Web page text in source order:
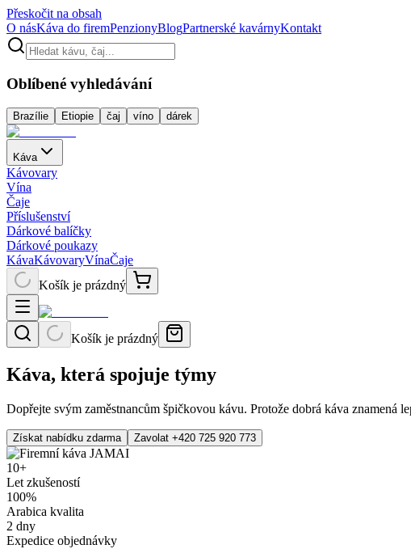
Přeskočit na obsah
O násKáva do firemPenzionyBlogPartnerské kavárnyKontakt
Oblíbené vyhledávání
Brazílie Etiopie čaj víno dárek
Káva
Kávovary
Vína
Čaje
Příslušenství
Dárkové balíčky
Dárkové poukazy
KávaKávovaryVínaČaje
Košík je prázdný
Košík je prázdný
Káva, která spojuje týmy
Dopřejte svým zaměstnancům špičkovou kávu. Protože dobrá káva
Získat nabídku zdarma Zavolat +420 725 920 773
10+
Let zkušeností
100%
Arabica kvalita
2 dny
Expedice objednávky